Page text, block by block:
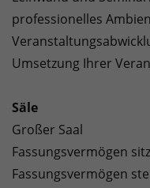
professionelles
Umsetzung Ihrer
Säle
Großer Saal
Fassungsvermögen
Fassungsvermögen